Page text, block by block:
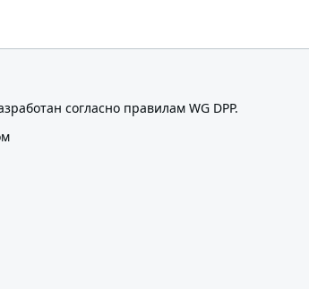
согласно правилам WG DPP.